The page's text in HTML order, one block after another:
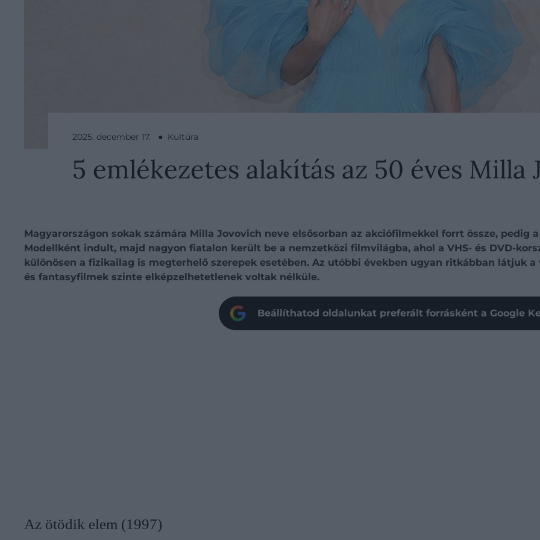
2025. december 17. ● Kultúra
5 emlékezetes alakítás az 50 éves Milla
Magyarországon sokak számára Milla Jovovich neve elsősorban az akciófilmekkel forrt össze, pedig
Modellként indult, majd nagyon fiatalon került be a nemzetközi filmvilágba, ahol a VHS- és DVD-
különösen a fizikailag is megterhelő szerepek esetében. Az utóbbi években ugyan ritkábban látjuk a
és fantasyfilmek szinte elképzelhetetlenek voltak nélküle.
Beállíthatod oldalunkat preferált forrásként a Google
Az ötödik elem (1997)